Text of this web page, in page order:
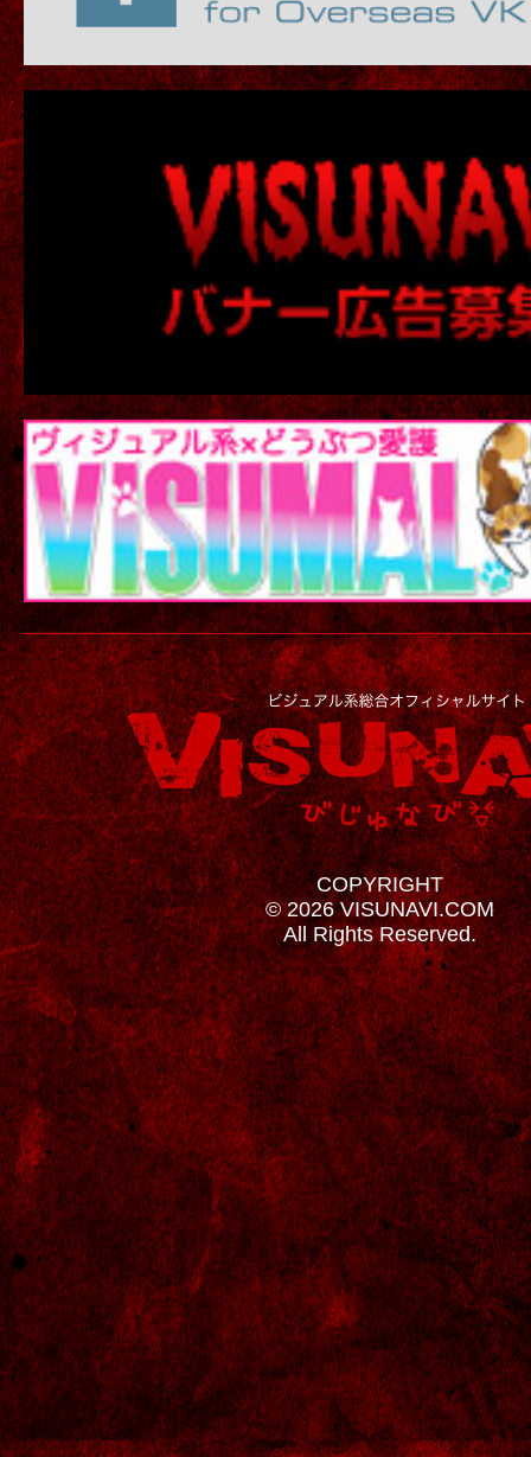
COPYRIGHT
© 2026 VISUNAVI.COM
All Rights Reserved.